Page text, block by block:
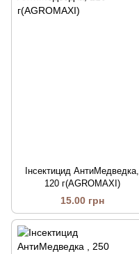
Інсектицид АнтиМедведка,
120 г(AGROMAXI)
15.00 грн